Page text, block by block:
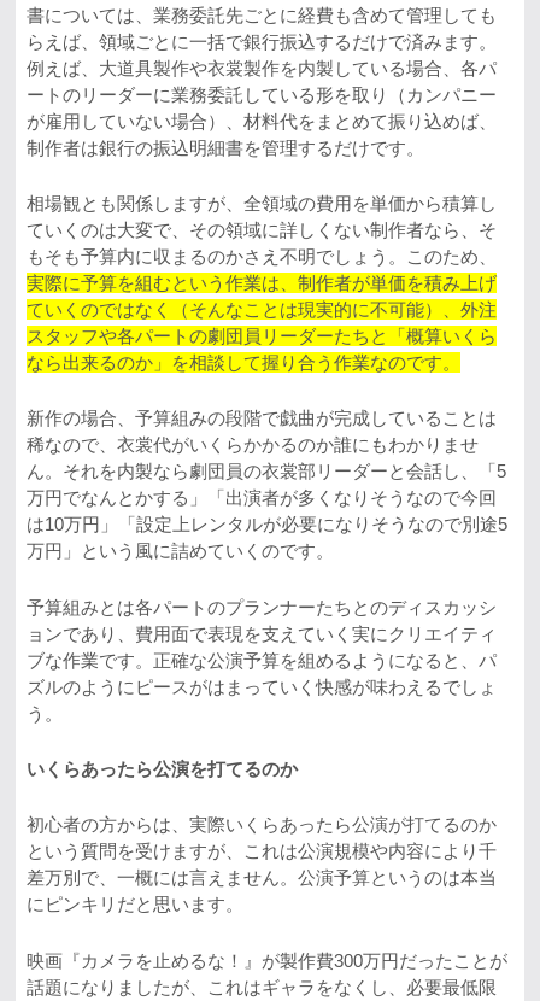
書については、業務委託先ごとに経費も含めて管理しても
らえば、領域ごとに一括で銀行振込するだけで済みます。
例えば、大道具製作や衣裳製作を内製している場合、各パ
ートのリーダーに業務委託している形を取り（カンパニー
が雇用していない場合）、材料代をまとめて振り込めば、
制作者は銀行の振込明細書を管理するだけです。
相場観とも関係しますが、全領域の費用を単価から積算し
ていくのは大変で、その領域に詳しくない制作者なら、そ
もそも予算内に収まるのかさえ不明でしょう。このため、
実際に予算を組むという作業は、制作者が単価を積み上げ
ていくのではなく（そんなことは現実的に不可能）、外注
スタッフや各パートの劇団員リーダーたちと「概算いくら
なら出来るのか」を相談して握り合う作業なのです。
新作の場合、予算組みの段階で戯曲が完成していることは
稀なので、衣裳代がいくらかかるのか誰にもわかりませ
ん。それを内製なら劇団員の衣裳部リーダーと会話し、「5
万円でなんとかする」「出演者が多くなりそうなので今回
は10万円」「設定上レンタルが必要になりそうなので別途5
万円」という風に詰めていくのです。
予算組みとは各パートのプランナーたちとのディスカッシ
ョンであり、費用面で表現を支えていく実にクリエイティ
ブな作業です。正確な公演予算を組めるようになると、パ
ズルのようにピースがはまっていく快感が味わえるでしょ
う。
いくらあったら公演を打てるのか
初心者の方からは、実際いくらあったら公演が打てるのか
という質問を受けますが、これは公演規模や内容により千
差万別で、一概には言えません。公演予算というのは本当
にピンキリだと思います。
映画『カメラを止めるな！』が製作費300万円だったことが
話題になりましたが、これはギャラをなくし、必要最低限